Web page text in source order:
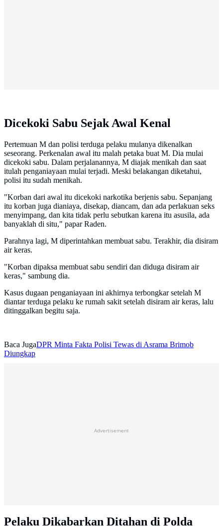
Dicekoki Sabu Sejak Awal Kenal
Pertemuan M dan polisi terduga pelaku mulanya dikenalkan
seseorang. Perkenalan awal itu malah petaka buat M. Dia mulai
dicekoki sabu. Dalam perjalanannya, M diajak menikah dan saat
itulah penganiayaan mulai terjadi. Meski belakangan diketahui,
polisi itu sudah menikah.
"Korban dari awal itu dicekoki narkotika berjenis sabu. Sepanjang
itu korban juga dianiaya, disekap, diancam, dan ada perlakuan seks
menyimpang, dan kita tidak perlu sebutkan karena itu asusila, ada
banyaklah di situ," papar Raden.
Parahnya lagi, M diperintahkan membuat sabu. Terakhir, dia disiram
air keras.
"Korban dipaksa membuat sabu sendiri dan diduga disiram air
keras," sambung dia.
Kasus dugaan penganiayaan ini akhirnya terbongkar setelah M
diantar terduga pelaku ke rumah sakit setelah disiram air keras, lalu
ditinggalkan begitu saja.
Baca JugaDPR Minta Fakta Polisi Tewas di Asrama Brimob
Diungkap
Advertisement
Pelaku Dikabarkan Ditahan di Polda